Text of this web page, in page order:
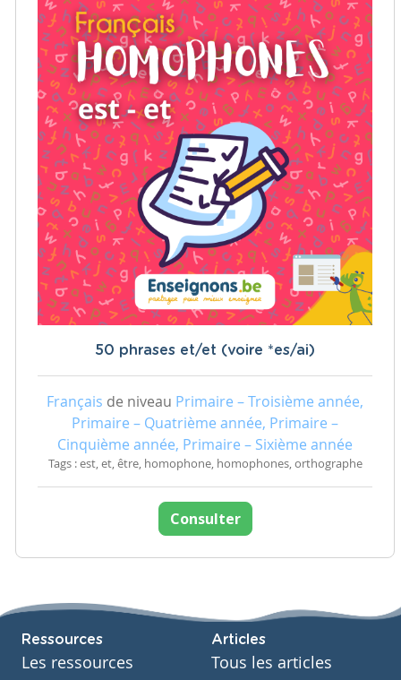
50 phrases et/et (voire *es/ai)
Français de niveau Primaire – Troisième année,
Primaire – Quatrième année, Primaire –
Cinquième année, Primaire – Sixième année
Tags : est, et, être, homophone, homophones, orthographe
Consulter
Ressources
Les ressources
Articles
Tous les articles